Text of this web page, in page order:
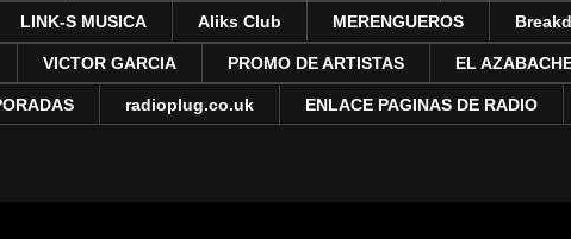
LINK-S MUSICA Aliks Club MERENGUEROS
VICTOR GARCIA PROMO DE ARTISTAS EL
radioplug.co.uk ENLACE PAGINAS DE RADIO